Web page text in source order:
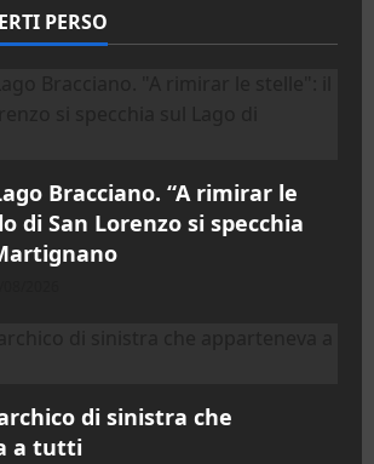
nel
Parco
Bracciano‑Martignano
PERSO
Bracciano. “A rimirar le
di San Lorenzo si specchia
di sinistra che
a tutti